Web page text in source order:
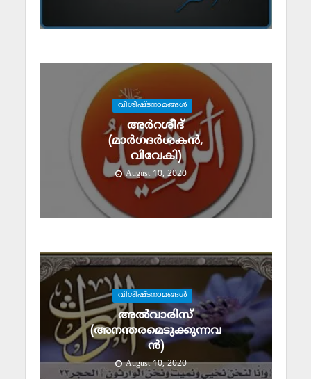
വിശിഷ്ടനാമങ്ങള്‍
അര്‍റശീദ്
(മാര്‍ഗദര്‍ശകന്‍,
വിവേകി)
August 10, 2020
വിശിഷ്ടനാമങ്ങള്‍
അല്‍വാരിസ്
(അനന്തരമെടുക്കുന്നവ
ന്‍)
August 10, 2020